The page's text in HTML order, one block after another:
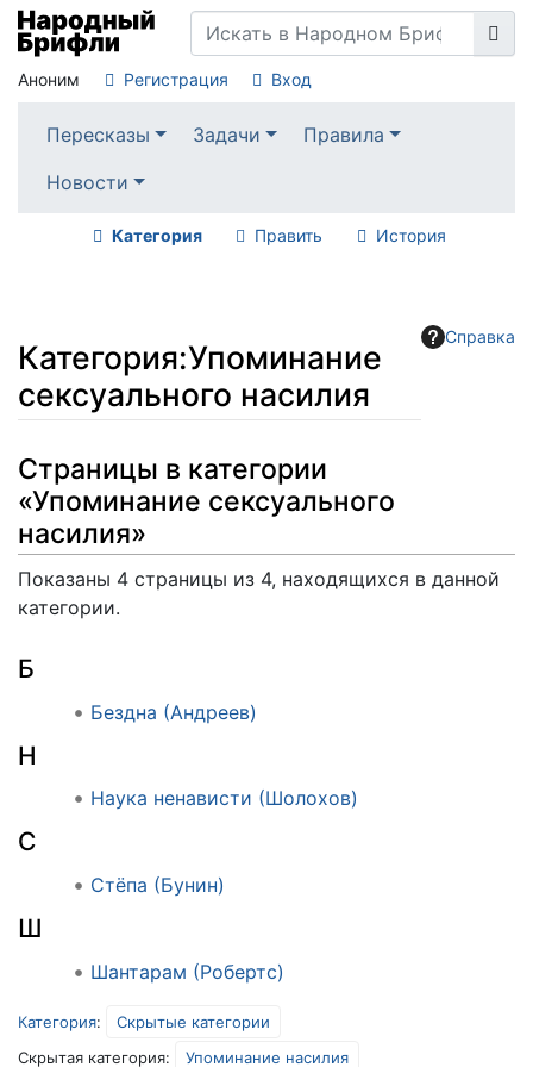
Аноним Регистрация Вход
Пересказы Задачи
Правила
Новости
Категория Править История
Справка
Категория:Упоминание
сексуального насилия
Перейти к:
Страницы в категории
«Упоминание сексуального
насилия»
Показаны 4 страницы из 4, находящихся в данной
категории.
Б
Бездна (Андреев)
Н
Наука ненависти (Шолохов)
С
Стёпа (Бунин)
Ш
Шантарам (Робертс)
Категория:
Скрытые категории
Скрытая категория:
Упоминание насилия